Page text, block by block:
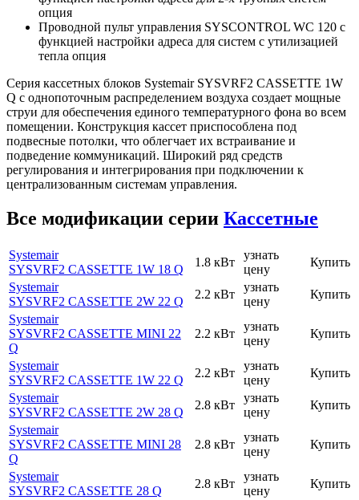
опция
Проводной пульт управления SYSCONTROL WC 120 с
функцией настройки адреса для систем с утилизацией
тепла опция
Серия кассетных блоков Systemair SYSVRF2 CASSETTE 1W
Q с однопоточным распределением воздуха создает мощные
струи для обеспечения единого температурного фона во всем
помещении. Конструкция кассет приспособлена под
подвесные потолки, что облегчает их встраивание и
подведение коммуникаций. Широкий ряд средств
регулирования и интегрирования при подключении к
централизованным системам управления.
Все модификации серии Кассетные
Systemair
SYSVRF2 CASSETTE 1W 18 Q
1.8 кВт
узнать
цену
Купить
Systemair
SYSVRF2 CASSETTE 2W 22 Q
2.2 кВт
узнать
цену
Купить
Systemair
SYSVRF2 CASSETTE MINI 22
Q
2.2 кВт
узнать
цену
Купить
Systemair
SYSVRF2 CASSETTE 1W 22 Q
2.2 кВт
узнать
цену
Купить
Systemair
SYSVRF2 CASSETTE 2W 28 Q
2.8 кВт
узнать
цену
Купить
Systemair
SYSVRF2 CASSETTE MINI 28
Q
2.8 кВт
узнать
цену
Купить
Systemair
SYSVRF2 CASSETTE 28 Q
2.8 кВт
узнать
цену
Купить